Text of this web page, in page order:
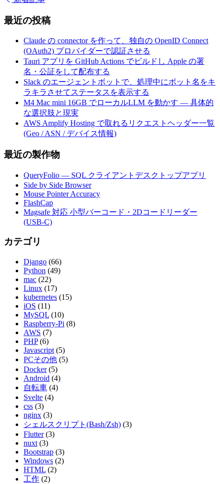
最近の投稿
Claude の connector を作って、独自の OpenID Connect
(OAuth2) プロバイダーで認証させる
Tauri アプリを GitHub Actions でビルドし Apple の署
名・公証をして配布する
Slack のエージェントボットで、処理中にボット名をキ
ラキラさせてステータスを表示する
M4 Mac mini 16GB でローカルLLM を動かす — 具体的
な選択肢と現実
AWS Amplify Hosting で取れるリクエストヘッダー一覧
(Geo / ASN / デバイス情報)
最近の製作物
QueryFolio — SQL クライアントデスクトップアプリ
Side by Side Browser
Mouse Pointer Accuracy
FlashCap
Magsafe 対応 小型バーコード・2Dコードリーダー
(USB-C)
カテゴリ
Django (66)
Python (49)
mac (22)
Linux (17)
kubernetes (15)
iOS (11)
MySQL (10)
Raspberry-Pi (8)
AWS (7)
PHP (6)
Javascript (5)
PCその他 (5)
Docker (5)
Android (4)
自転車 (4)
Svelte (4)
css (3)
nginx (3)
シェルスクリプト(Bash/Zsh) (3)
Flutter (3)
nuxt (3)
Bootstrap (3)
Windows (2)
HTML (2)
工作 (2)